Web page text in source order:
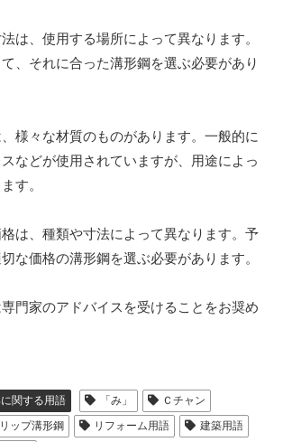
は、使用する場所によって異なります。
、それに合った溝形鋼を選ぶ必要があり
、様々な材質のものがあります。一般的に
などが使用されていますが、用途によっ
す。
格は、種類や寸法によって異なります。予
な価格の溝形鋼を選ぶ必要があります。
専門家のアドバイスを受けることをお奨め
関する用語 「み」
Ｃチャン
リップ溝形鋼 リフォーム用語
建築用語